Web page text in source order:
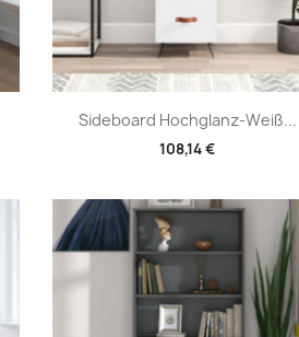
Sideboard Hochglanz-Weiß...
108,14 €
 Vorschau